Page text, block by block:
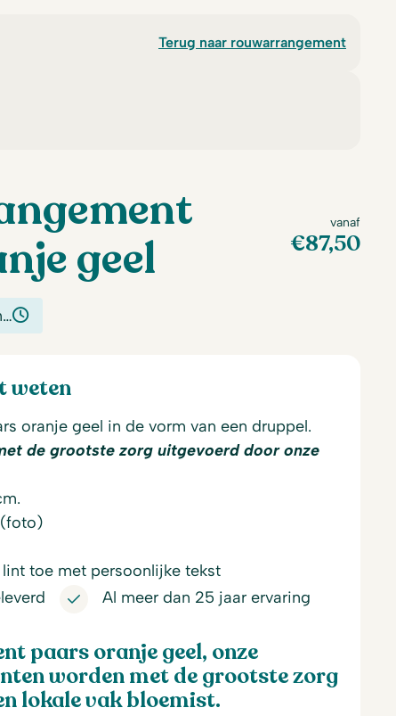
Terug naar rouwarrangement
geel
vanaf
€87,50
weten
oranje geel in de vorm van een druppel.
de grootste zorg uitgevoerd door onze
toe met persoonlijke tekst
Al meer dan 25 jaar ervaring
paars oranje geel, onze
worden met de grootste zorg
lokale vak bloemist.